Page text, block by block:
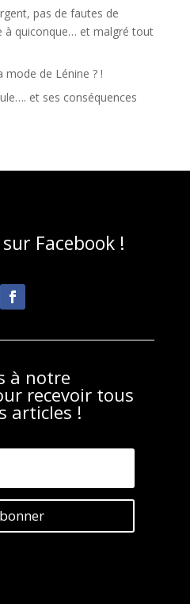
pas de fautes de
à quiconque… et malgré tout
de Lénine ? !
et ses conséquences
Facebook !
à notre
recevoir tous
articles !